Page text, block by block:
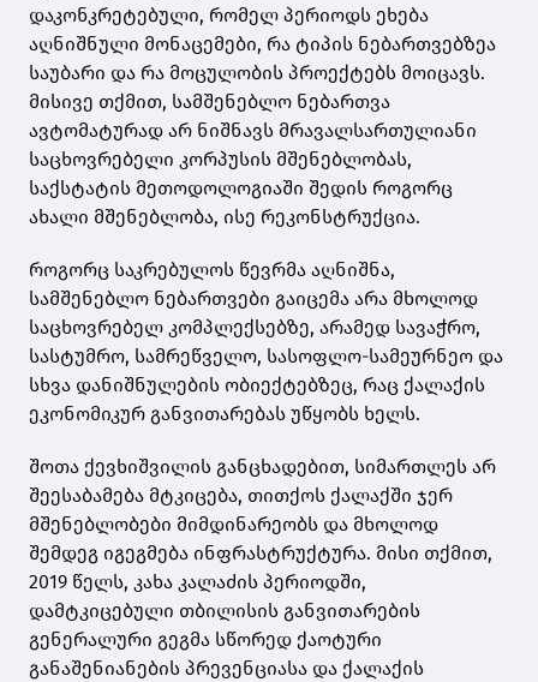
დაკონკრეტებული, რომელ პერიოდს ეხება
აღნიშნული მონაცემები, რა ტიპის ნებართვებზეა
საუბარი და რა მოცულობის პროექტებს მოიცავს.
მისივე თქმით, სამშენებლო ნებართვა
ავტომატურად არ ნიშნავს მრავალსართულიანი
საცხოვრებელი კორპუსის მშენებლობას,
საქსტატის მეთოდოლოგიაში შედის როგორც
ახალი მშენებლობა, ისე რეკონსტრუქცია.
როგორც საკრებულოს წევრმა აღნიშნა,
სამშენებლო ნებართვები გაიცემა არა მხოლოდ
საცხოვრებელ კომპლექსებზე, არამედ სავაჭრო,
სასტუმრო, სამრეწველო, სასოფლო-სამეურნეო და
სხვა დანიშნულების ობიექტებზეც, რაც ქალაქის
ეკონომიკურ განვითარებას უწყობს ხელს.
შოთა ქევხიშვილის განცხადებით, სიმართლეს არ
შეესაბამება მტკიცება, თითქოს ქალაქში ჯერ
მშენებლობები მიმდინარეობს და მხოლოდ
შემდეგ იგეგმება ინფრასტრუქტურა. მისი თქმით,
2019 წელს, კახა კალაძის პერიოდში,
დამტკიცებული თბილისის განვითარების
გენერალური გეგმა სწორედ ქაოტური
განაშენიანების პრევენციასა და ქალაქის